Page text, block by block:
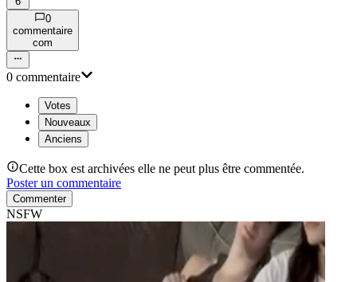
0
commentaire
com
0 commentaire
Votes
Nouveaux
Anciens
Cette box est archivées elle ne peut plus être commentée.
Poster un commentaire
Commenter
NSFW